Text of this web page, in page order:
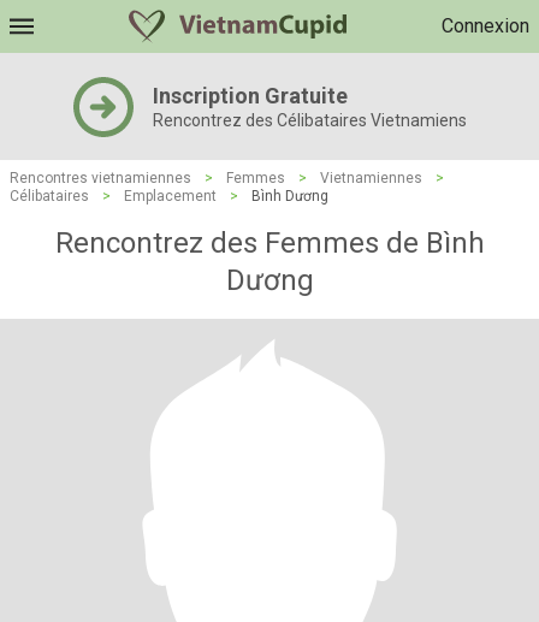
Connexion
Inscription Gratuite
Rencontrez des Célibataires Vietnamiens
Rencontres vietnamiennes > Femmes > Vietnamiennes
>
Célibataires
> Emplacement > Bình Dương
Rencontrez des Femmes de Bình
Dương